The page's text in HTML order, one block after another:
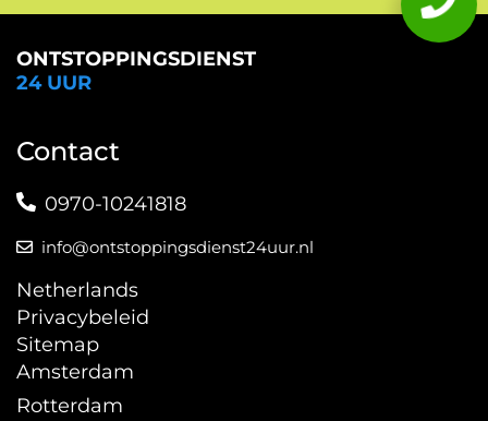
ONTSTOPPINGSDIENST
24 UUR
Contact
0970-10241818
info@ontstoppingsdienst24uur.nl
Netherlands
Privacybeleid
Sitemap
Amsterdam
Rotterdam